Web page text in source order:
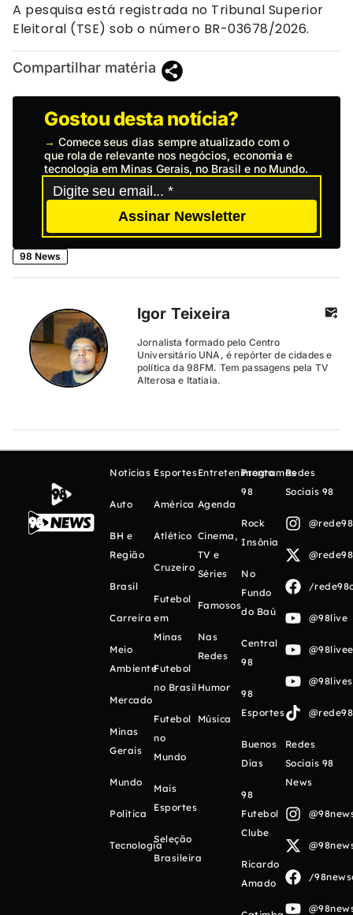
A pesquisa está registrada no Tribunal Superior
Eleitoral (TSE) sob o número BR-03678/2026.
Compartilhar matéria
Gostou desta notícia?
→ Comece seus dias sempre atualizado com o
que rola de relevante nos negócios, economia e
tecnologia em Minas Gerais, no Brasil e no Mundo.
Assinar Newsletter
98 News
Igor Teixeira
Jornalista formado pelo Centro
Universitário UNA, é repórter de cidades e
política da 98FM. Tem passagens pela TV
Alterosa e Itatiaia.
Notícias
Auto
BH e
Região
Brasil
Carreira
Meio
Ambiente
Mercado
Minas
Gerais
Mundo
Política
Tecnologia
Esportes
América
Atlético
Cruzeiro
Futebol
em
Minas
Futebol
no Brasil
Futebol
no
Mundo
Mais
Esportes
Seleção
Brasileira
Entretenimento
Agenda
Cinema,
TV e
Séries
Famosos
Nas
Redes
Humor
Música
Programas
98
Rock
Insônia
No
Fundo
do Baú
Central
98
98
Esportes
Buenos
Días
98
Futebol
Clube
Ricardo
Amado
Redes
Sociais 98
/
@98live
Redes
Sociais 98
News
/